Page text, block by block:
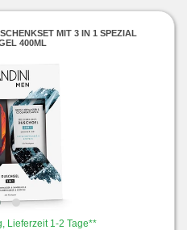
MIT 3 IN 1 SPEZIAL
400ML
Lieferzeit 1-2 Tage**